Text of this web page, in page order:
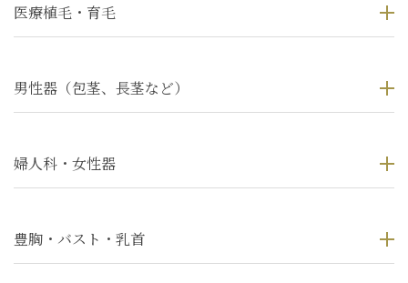
医療植毛・育毛
男性器（包茎、長茎など）
婦人科・女性器
豊胸・バスト・乳首